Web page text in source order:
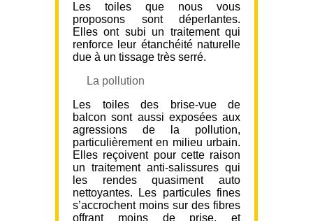
Les toiles que nous vous
proposons sont déperlantes.
Elles ont subi un traitement qui
renforce leur étanchéité naturelle
due à un tissage très serré.
La pollution
Les toiles des brise-vue de
balcon sont aussi exposées aux
agressions de la pollution,
particulièrement en milieu urbain.
Elles reçoivent pour cette raison
un traitement anti-salissures qui
les rendes quasiment auto
nettoyantes. Les particules fines
s’accrochent moins sur des fibres
offrant moins de prise, et